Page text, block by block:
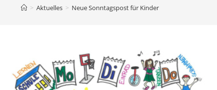
> Aktuelles > Neue Sonntagspost für Kinder